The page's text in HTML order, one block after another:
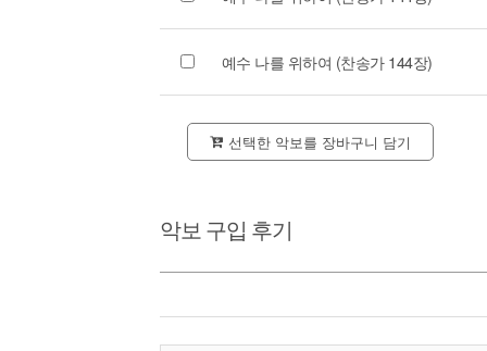
예수 나를 위하여 (찬송가 144장)
선택한 악보를 장바구니 담기
악보 구입 후기